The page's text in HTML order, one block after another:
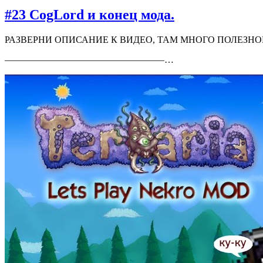
#23 CogLord и конец мода.
РАЗВЕРНИ ОПИСАНИЕ К ВИДЕО, ТАМ МНОГО
—————————————————…